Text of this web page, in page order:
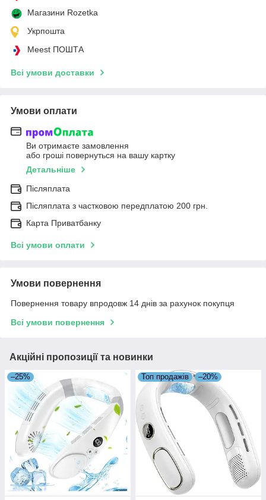
Магазини Rozetka
Укрпошта
Meest ПОШТА
Всі умови доставки
Умови оплати
Ви отримаєте замовлення
або гроші повернуться на вашу картку
Детальніше
Післяплата
Післяплата з частковою передплатою 200 грн.
Карта Приватбанку
Всі умови оплати
Умови повернення
Повернення товару впродовж 14 днів за рахунок покупця
Всі умови повернення
Акційні пропозиції та новинки
–25% Топ продажів –20%